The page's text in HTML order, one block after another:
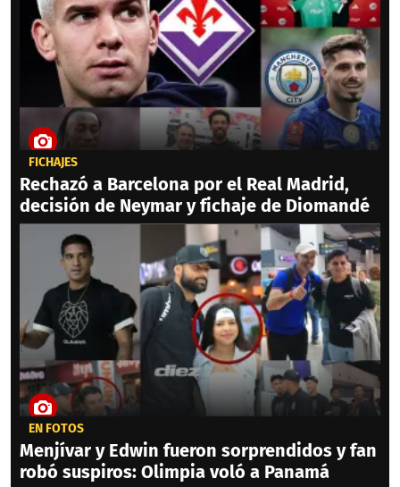
FICHAJES
Rechazó a Barcelona por el Real Madrid,
decisión de Neymar y fichaje de Diomandé
EN FOTOS
Menjívar y Edwin fueron sorprendidos y fan
robó suspiros: Olimpia voló a Panamá